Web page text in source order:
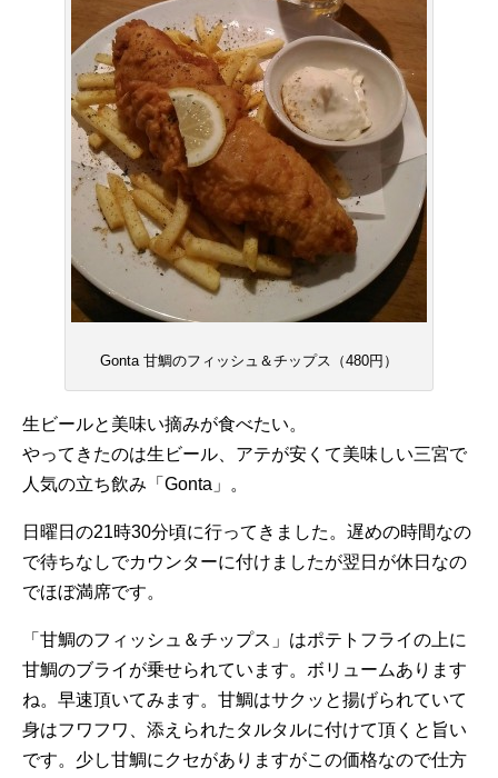
Gonta 甘鯛のフィッシュ＆チップス（480円）
生ビールと美味い摘みが食べたい。
やってきたのは生ビール、アテが安くて美味しい三宮で
人気の立ち飲み「Gonta」。
日曜日の21時30分頃に行ってきました。遅めの時間なの
で待ちなしでカウンターに付けましたが翌日が休日なの
でほぼ満席です。
「甘鯛のフィッシュ＆チップス」はポテトフライの上に
甘鯛のブライが乗せられています。ボリュームあります
ね。早速頂いてみます。甘鯛はサクッと揚げられていて
身はフワフワ、添えられたタルタルに付けて頂くと旨い
です。少し甘鯛にクセがありますがこの価格なので仕方